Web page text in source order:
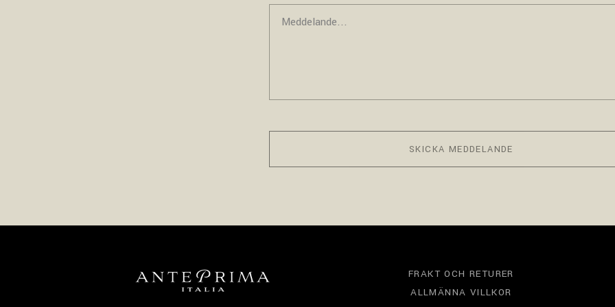
SKICKA MEDDELANDE
FRAKT OCH RETURER
ALLMÄNNA VILLKOR